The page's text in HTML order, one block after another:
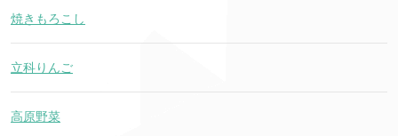
焼きもろこし
立科りんご
高原野菜